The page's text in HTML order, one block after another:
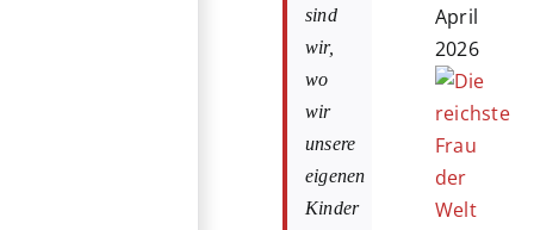
sind
wir,
wo
wir
unsere
eigenen
Kinder
April
2026